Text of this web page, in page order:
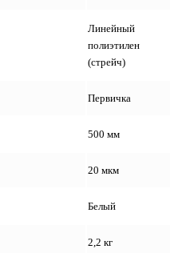
Линейный
полиэтилен
(стрейч)
Первичка
500 мм
20 мкм
Белый
2,2 кг